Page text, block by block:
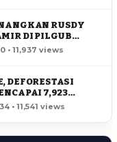
RUSDY
DI PILGUB
• 11,937 views
DEFORESTASI
7,923
• 11,541 views